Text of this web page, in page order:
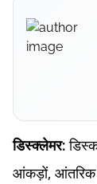
डिस्क्लेमर:
आंकड़ों, आंतरिक